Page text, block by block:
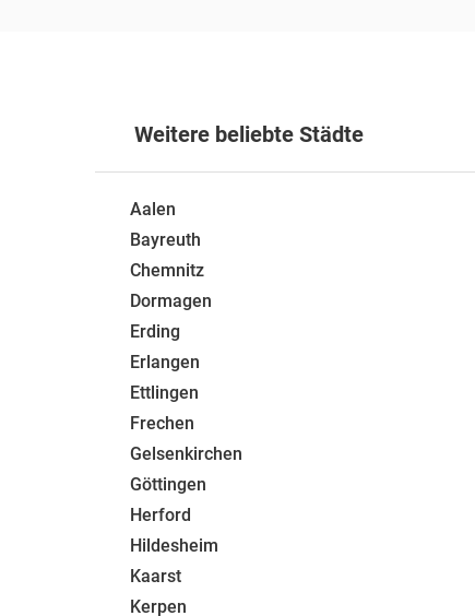
Weitere beliebte Städte
Aalen
Bayreuth
Chemnitz
Dormagen
Erding
Erlangen
Ettlingen
Frechen
Gelsenkirchen
Göttingen
Herford
Hildesheim
Kaarst
Kerpen